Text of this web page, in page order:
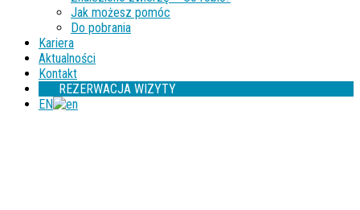
Jak możesz pomóc
Do pobrania
Kariera
Aktualności
Kontakt
REZERWACJA WIZYTY
EN